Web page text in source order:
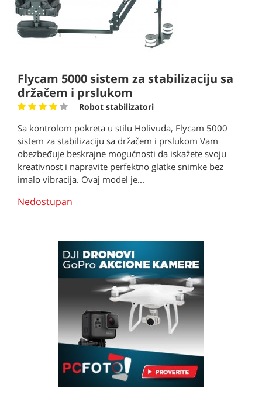
Flycam 5000 sistem za stabilizaciju sa
držačem i prslukom
Robot stabilizatori
Sa kontrolom pokreta u stilu Holivuda, Flycam 5000
sistem za stabilizaciju sa držačem i prslukom Vam
obezbeđuje beskrajne mogućnosti da iskažete svoju
kreativnost i napravite perfektno glatke snimke bez
imalo vibracija. Ovaj model je...
Nedostupan